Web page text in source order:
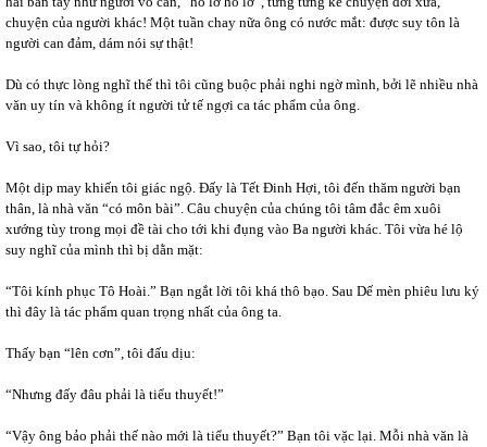
chuyện của người khác! Một tuần chay nữa ông có nước mắt: được suy tôn là
người can đảm, dám nói sự thật!
Dù có thực lòng nghĩ thế thì tôi cũng buộc phải nghi ngờ mình, bởi lẽ nhiều nhà
văn uy tín và không ít người tử tế ngợi ca tác phẩm của ông.
Vì sao, tôi tự hỏi?
Một dịp may khiến tôi giác ngộ. Đấy là Tết Đinh Hợi, tôi đến thăm người bạn
thân, là nhà văn “có môn bài”. Câu chuyện của chúng tôi tâm đắc êm xuôi
xướng tùy trong mọi đề tài cho tới khi đụng vào Ba người khác. Tôi vừa hé lộ
suy nghĩ của mình thì bị dằn mặt:
“Tôi kính phục Tô Hoài.” Bạn ngắt lời tôi khá thô bạo. Sau Dế mèn phiêu lưu ký
thì đây là tác phẩm quan trọng nhất của ông ta.
Thấy bạn “lên cơn”, tôi đấu dịu:
“Nhưng đấy đâu phải là tiểu thuyết!”
“Vậy ông bảo phải thế nào mới là tiểu thuyết?” Bạn tôi vặc lại. Mỗi nhà văn là